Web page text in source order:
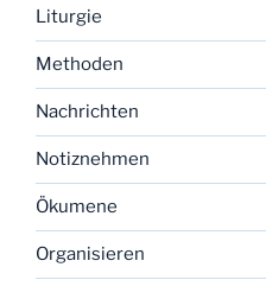
Liturgie
Methoden
Nachrichten
Notiznehmen
Ökumene
Organisieren